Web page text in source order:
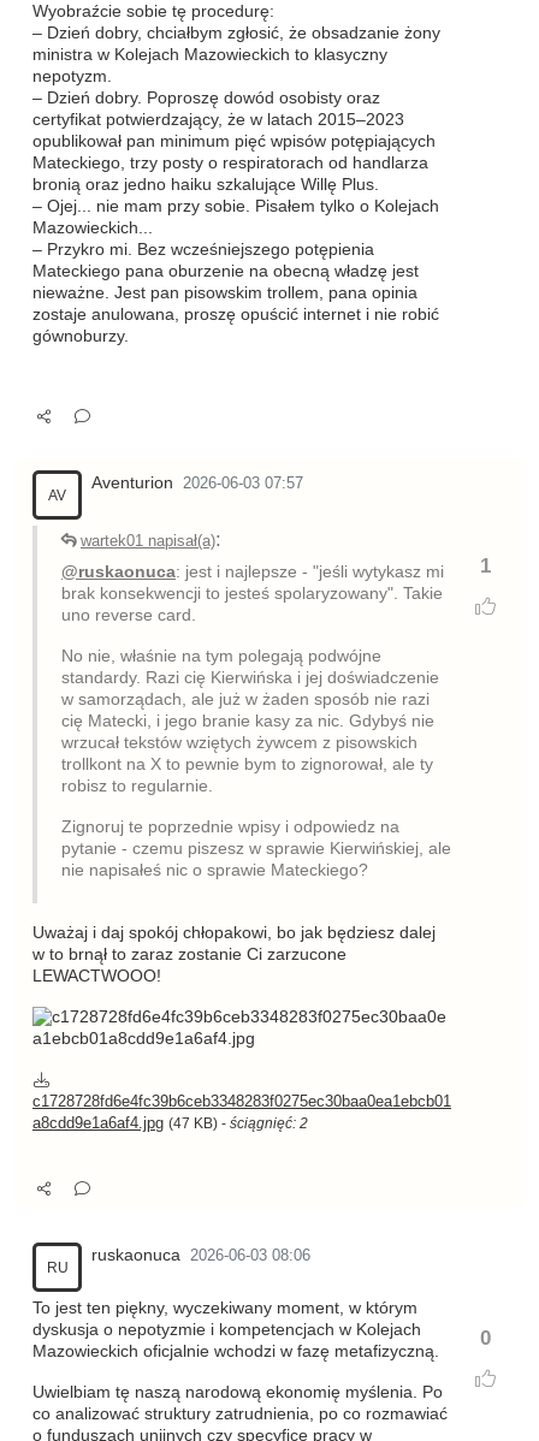
Wyobraźcie sobie tę procedurę:
– Dzień dobry, chciałbym zgłosić, że obsadzanie żony
ministra w Kolejach Mazowieckich to klasyczny
nepotyzm.
– Dzień dobry. Poproszę dowód osobisty oraz
certyfikat potwierdzający, że w latach 2015–2023
opublikował pan minimum pięć wpisów potępiających
Mateckiego, trzy posty o respiratorach od handlarza
bronią oraz jedno haiku szkalujące Willę Plus.
– Ojej... nie mam przy sobie. Pisałem tylko o Kolejach
Mazowieckich...
– Przykro mi. Bez wcześniejszego potępienia
Mateckiego pana oburzenie na obecną władzę jest
nieważne. Jest pan pisowskim trollem, pana opinia
zostaje anulowana, proszę opuścić internet i nie robić
gównoburzy.
AV
Aventurion 2026-06-03 07:57
1
wartek01 napisał(a):
@ruskaonuca: jest i najlepsze - "jeśli wytykasz mi
brak konsekwencji to jesteś spolaryzowany". Takie
uno reverse card.
No nie, właśnie na tym polegają podwójne
standardy. Razi cię Kierwińska i jej doświadczenie
w samorządach, ale już w żaden sposób nie razi
cię Matecki, i jego branie kasy za nic. Gdybyś nie
wrzucał tekstów wziętych żywcem z pisowskich
trollkont na X to pewnie bym to zignorował, ale ty
robisz to regularnie.
Zignoruj te poprzednie wpisy i odpowiedz na
pytanie - czemu piszesz w sprawie Kierwińskiej, ale
nie napisałeś nic o sprawie Mateckiego?
Uważaj i daj spokój chłopakowi, bo jak będziesz dalej
w to brnął to zaraz zostanie Ci zarzucone
LEWACTWOOO!
c1728728fd6e4fc39b6ceb3348283f0275ec30baa0ea1ebcb01
a8cdd9e1a6af4.jpg (47 KB) - ściągnięć: 2
RU
ruskaonuca 2026-06-03 08:06
0
To jest ten piękny, wyczekiwany moment, w którym
dyskusja o nepotyzmie i kompetencjach w Kolejach
Mazowieckich oficjalnie wchodzi w fazę metafizyczną.
Uwielbiam tę naszą narodową ekonomię myślenia. Po
co analizować struktury zatrudnienia, po co rozmawiać
o funduszach unijnych czy specyfice pracy w